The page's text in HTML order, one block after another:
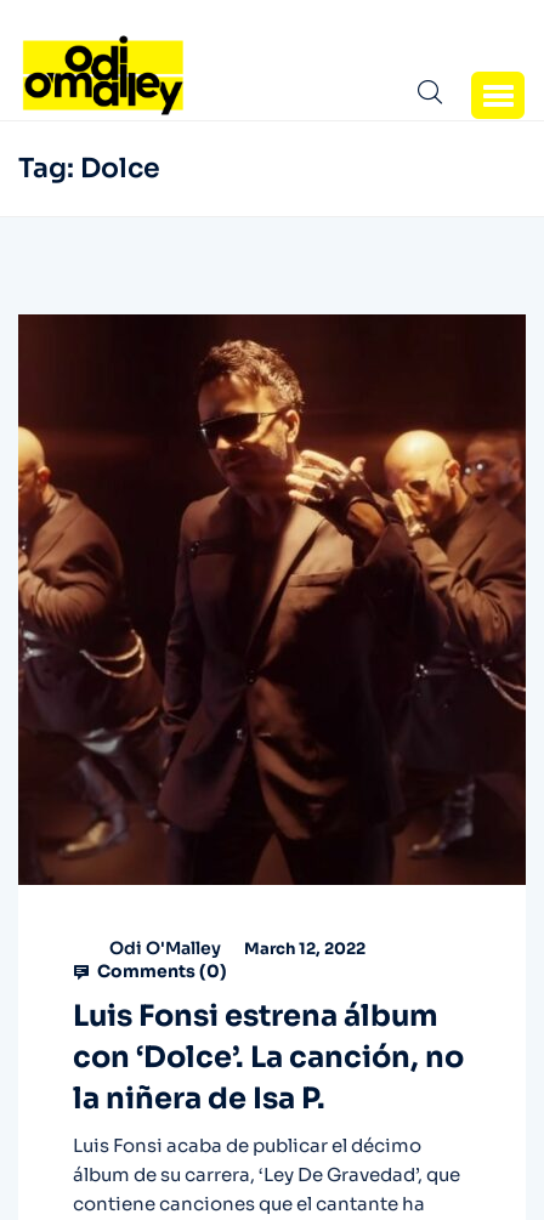
Tag: Dolce
Odi O'Malley March 12, 2022
Comments (0)
Luis Fonsi estrena álbum
con ‘Dolce’. La canción, no
la niñera de Isa P.
Luis Fonsi acaba de publicar el décimo
álbum de su carrera, ‘Ley De Gravedad’, que
contiene canciones que el cantante ha